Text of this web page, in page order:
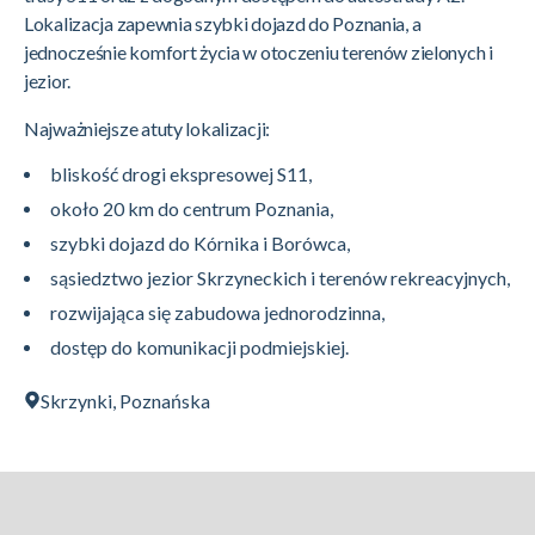
obowiązkową powierzchnię biologicznie czynną,
możliwość budowy budynków pomocniczych i
Lokalizacja zapewnia szybki dojazd do Poznania, a
jednocześnie komfort życia w otoczeniu terenów zielonych i
jezior.
Najważniejsze atuty lokalizacji:
bliskość drogi ekspresowej S11,
około 20 km do centrum Poznania,
szybki dojazd do Kórnika i Borówca,
sąsiedztwo jezior Skrzyneckich i terenów rekreacyjnych,
rozwijająca się zabudowa jednorodzinna,
dostęp do komunikacji podmiejskiej.
Skrzynki, Poznańska